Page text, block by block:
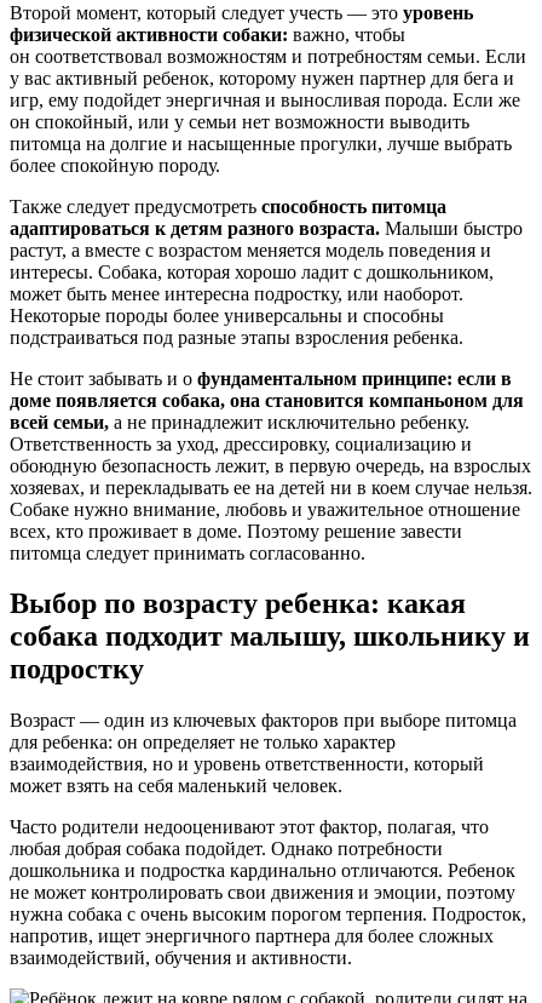
Второй момент, который следует учесть — это уровень
физической активности собаки: важно, чтобы
он соответствовал возможностям и потребностям семьи. Если
у вас активный ребенок, которому нужен партнер для бега и
игр, ему подойдет энергичная и выносливая порода. Если же
он спокойный, или у семьи нет возможности выводить
питомца на долгие и насыщенные прогулки, лучше выбрать
более спокойную породу.
Также следует предусмотреть способность питомца
адаптироваться к детям разного возраста. Малыши быстро
растут, а вместе с возрастом меняется модель поведения и
интересы. Собака, которая хорошо ладит с дошкольником,
может быть менее интересна подростку, или наоборот.
Некоторые породы более универсальны и способны
подстраиваться под разные этапы взросления ребенка.
Не стоит забывать и о фундаментальном принципе: если в
доме появляется собака, она становится компаньоном для
всей семьи, а не принадлежит исключительно ребенку.
Ответственность за уход, дрессировку, социализацию и
обоюдную безопасность лежит, в первую очередь, на взрослых
хозяевах, и перекладывать ее на детей ни в коем случае нельзя.
Собаке нужно внимание, любовь и уважительное отношение
всех, кто проживает в доме. Поэтому решение завести
питомца следует принимать согласованно.
Выбор по возрасту ребенка: какая
собака подходит малышу, школьнику и
подростку
Возраст — один из ключевых факторов при выборе питомца
для ребенка: он определяет не только характер
взаимодействия, но и уровень ответственности, который
может взять на себя маленький человек.
Часто родители недооценивают этот фактор, полагая, что
любая добрая собака подойдет. Однако потребности
дошкольника и подростка кардинально отличаются. Ребенок
не может контролировать свои движения и эмоции, поэтому
нужна собака с очень высоким порогом терпения. Подросток,
напротив, ищет энергичного партнера для более сложных
взаимодействий, обучения и активности.